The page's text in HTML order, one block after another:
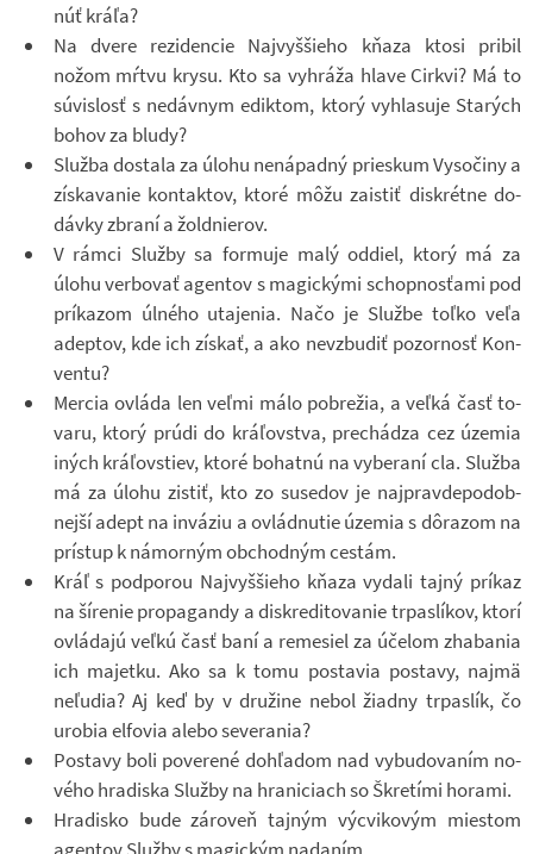
núť kráľa?
Na dvere re­zi­den­cie Naj­vyššieho kňaza ktosi pri­bil
nožom mŕtvu krysu. Kto sa vy­hráža hlave Cirkvi? Má to
súvis­losť s ne­dáv­nym edik­tom, ktorý vy­hla­suje Sta­rých
bohov za bludy?
Služba do­stala za úlohu ne­ná­padný prieskum Vy­so­činy a
zís­ka­va­nie kon­tak­tov, ktoré môžu za­is­tiť dis­krétne do­
dávky zbraní a žold­nie­rov.
V rámci Služby sa for­muje malý od­diel, ktorý má za
úlohu ver­bo­vať agen­tov s ma­gic­kými schop­nos­ťami pod
prí­ka­zom úl­ného uta­je­nia. Načo je Službe toľko veľa
adep­tov, kde ich zís­kať, a ako ne­vzbu­diť po­zor­nosť Kon­
ventu?
Mer­cia ovláda len veľmi málo po­bre­žia, a veľká časť to­
varu, ktorý prúdi do kráľov­stva, pre­chá­dza cez úze­mia
iných kráľovstiev, ktoré bo­hatnú na vy­be­raní cla. Služba
má za úlohu zis­tiť, kto zo suse­dov je naj­prav­de­po­dob­
nejší adept na in­vá­ziu a ovlád­nu­tie úze­mia s dôrazom na
prístup k ná­mor­ným ob­chod­ným cestám.
Kráľ s pod­po­rou Naj­vyššieho kňaza vy­dali tajný prí­kaz
na ší­re­nie pro­pa­gandy a dis­kre­di­to­va­nie tr­pas­lí­kov, ktorí
ovlá­dajú veľkú časť baní a re­me­siel za úče­lom zha­ba­nia
ich ma­jetku. Ako sa k tomu po­sta­via po­stavy, najmä
neľudia? Aj keď by v dru­žine nebol ži­a­dny tr­pas­lík, čo
uro­bia el­fo­via alebo se­ve­ra­nia?
Po­stavy boli po­ve­rené dohľadom nad vy­bu­do­va­ním no­
vého hra­diska Služby na hra­ni­ci­ach so Škre­tími ho­rami.
Hra­disko bude zá­ro­veň taj­ným vý­cvi­ko­vým mies­tom
agen­tov Služby s ma­gic­kým na­da­ním.